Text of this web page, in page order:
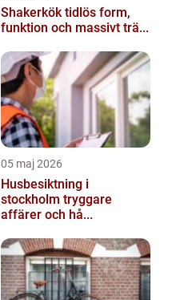
Shakerkök tidlös form,
funktion och massivt trä...
05 maj 2026
Husbesiktning i
stockholm tryggare
affärer och hå...